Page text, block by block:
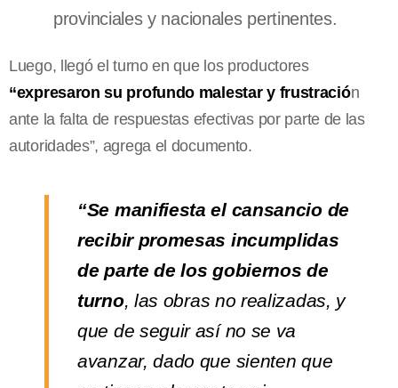
provinciales y nacionales pertinentes.
Luego, llegó el turno en que los productores
“expresaron su profundo malestar y frustración
ante la falta de respuestas efectivas por parte de las
autoridades”, agrega el documento.
“Se manifiesta el cansancio de
recibir promesas incumplidas
de parte de los gobiernos de
turno, las obras no realizadas, y
que de seguir así no se va
avanzar, dado que sienten que